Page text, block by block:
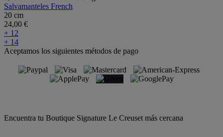
Salvamanteles French
20 cm
24,00 €
+ 12
+ 14
Aceptamos los siguientes métodos de pago
Encuentra tu Boutique Signature Le Creuset más cercana